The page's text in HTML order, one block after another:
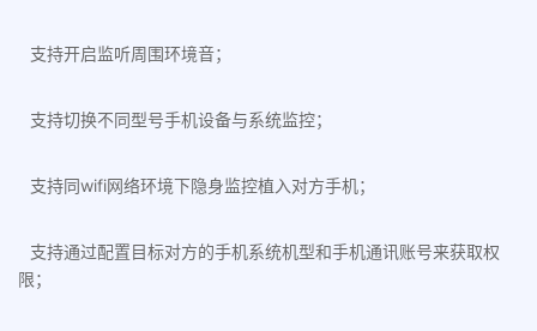
支持开启监听周围环境音；
支持切换不同型号手机设备与系统监控；
支持同wifi网络环境下隐身监控植入对方手机；
支持通过配置目标对方的手机系统机型和手机通讯账号来获取权
限；